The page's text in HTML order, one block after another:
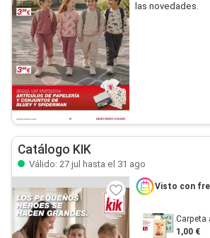
las novedades.
Catálogo KIK
Válido: 27 jul hasta el 31 ago
Visto con
Carpeta
1,00 €